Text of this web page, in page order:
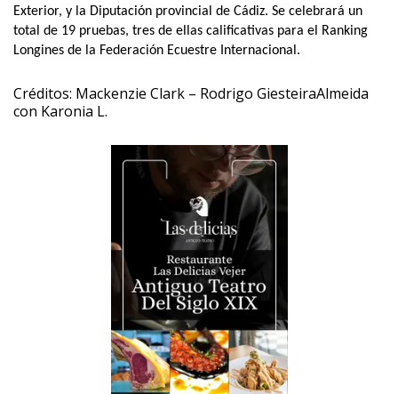
Exterior, y la Diputación provincial de Cádiz. Se celebrará un
total de 19 pruebas, tres de ellas calificativas para el Ranking
Longines de la Federación Ecuestre Internacional.
Créditos: Mackenzie Clark – Rodrigo GiesteiraAlmeida
con Karonia L.